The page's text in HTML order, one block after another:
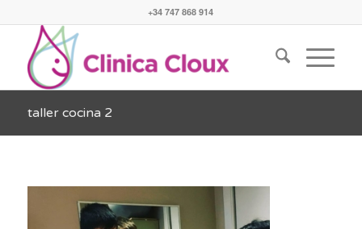
+34 747 868 914
taller cocina 2